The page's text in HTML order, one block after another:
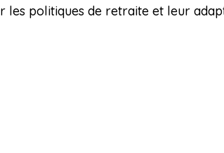
les politiques de retraite et leur